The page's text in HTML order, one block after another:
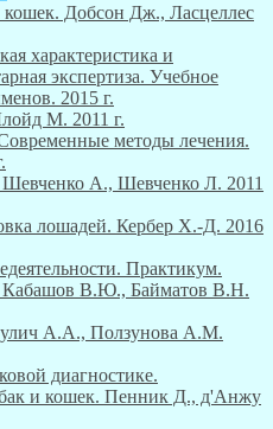
кошек. Добсон Дж., Ласцеллес
характеристика и
экспертиза. Учебное
2015 г.
М. 2011 г.
методы лечения.
Шевченко А., Шевченко Л. 2011
лошадей. Кербер Х.-Д. 2016
Практикум.
Кабашов В.Ю., Байматов В.Н.
А.А., Ползунова А.М.
диагностике.
и кошек. Пенник Д., д'Анжу